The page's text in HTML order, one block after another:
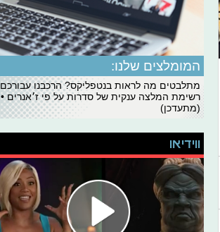
המומלצים שלנו:
מתלבטים מה לראות בנטפליקס? הרכבנו עבורכם
רשימת המלצה ענקית של סדרות על פי ז׳אנרים •
(מתעדכן)
ווידיאו